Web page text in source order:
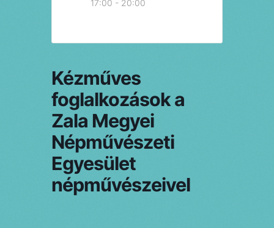
17:00 - 20:00
Kézműves
foglalkozások a
Zala Megyei
Népművészeti
Egyesület
népművészeivel